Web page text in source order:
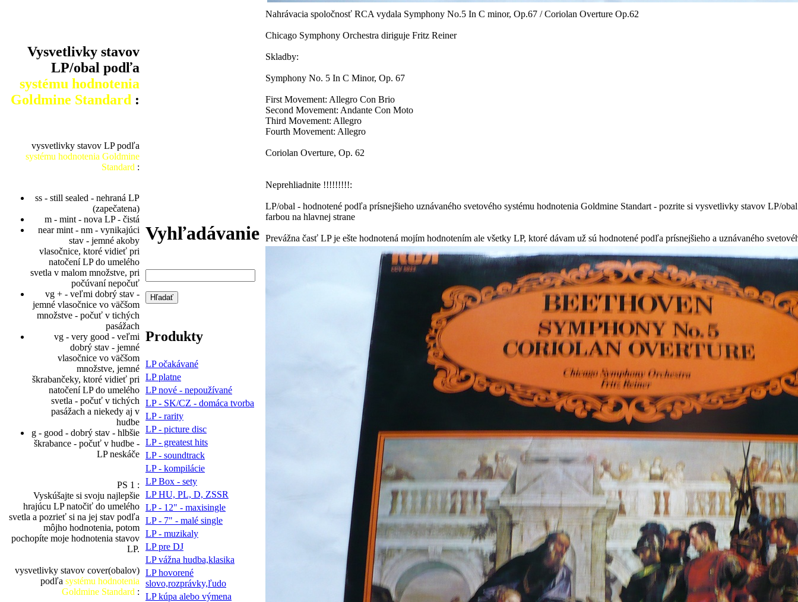
Vysvetlivky stavov
LP/obal podľa
systému hodnotenia
Goldmine Standard :
vysvetlivky stavov LP podľa
systému hodnotenia Goldmine
Standard :
ss - still sealed - nehraná LP
(zapečatena)
m - mint - nova LP - čistá
near mint - nm - vynikajúci
stav - jemné akoby
vlasočnice, ktoré vidieť pri
natočení LP do umelého
svetla v malom množstve, pri
počúvaní nepočuť
vg + - veľmi dobrý stav -
jemné vlasočnice vo väčšom
množstve - počuť v tichých
pasážach
vg - very good - veľmi
dobrý stav - jemné
vlasočnice vo väčšom
množstve, jemné
škrabančeky, ktoré vidieť pri
natočení LP do umelého
svetla - počuť v tichých
pasážach a niekedy aj v
hudbe
g - good - dobrý stav - hlbšie
škrabance - počuť v hudbe -
LP neskáče
PS 1 :
Vyskúšajte si svoju najlepšie
hrajúcu LP natočiť do umelého
svetla a pozrieť si na jej stav podľa
môjho hodnotenia, potom
pochopíte moje hodnotenia stavov
LP.
vysvetlivky stavov cover(obalov)
podľa systému hodnotenia
Goldmine Standard :
Vyhľadávanie
Produkty
LP očakávané
LP platne
LP nové - nepoužívané
LP - SK/CZ - domáca tvorba
LP - rarity
LP - picture disc
LP - greatest hits
LP - soundtrack
LP - kompilácie
LP Box - sety
LP HU, PL, D, ZSSR
LP - 12" - maxisingle
LP - 7" - malé single
LP - muzikaly
LP pre DJ
LP vážna hudba,klasika
LP hovorené
slovo,rozprávky,ľudo
LP kúpa alebo výmena
Nahrávacia spoločnosť RCA vydala Symphony No.5 In C minor, Op.67 / Coriolan Overture Op.62
Chicago Symphony Orchestra diriguje Fritz Reiner
Skladby:
Symphony No. 5 In C Minor, Op. 67
First Movement: Allegro Con Brio
Second Movement: Andante Con Moto
Third Movement: Allegro
Fourth Movement: Allegro
Coriolan Overture, Op. 62
Neprehliadnite !!!!!!!!!:
LP/obal - hodnotené podľa prísnejšieho uznávaného svetového systému hodnotenia Goldmine Standart - pozrite si vysvetlivky stavov LP/
farbou na hlavnej strane
Prevážna časť LP je ešte hodnotená mojím hodnotením ale všetky LP, ktoré dávam už sú hodnotené podľa prísnejšieho a uznávaného